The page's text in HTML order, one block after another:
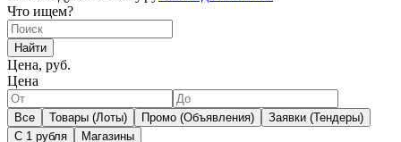
Что ищем?
Найти
Цена, руб.
Цена
Все Товары (Лоты) Промо (Объявления)
Заявки (Тендеры)
С 1 рубля
Магазины